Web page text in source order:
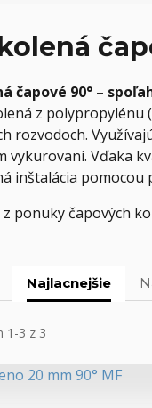
čapové 90° –
z polypropylénu
rozvodoch.
vykurovaní. Vďaka
inštalácia
z ponuky čapových
Najlacnejšie
1-3 z 3